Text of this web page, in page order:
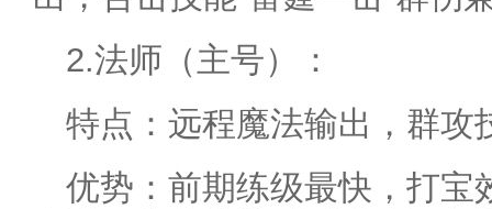
2.法师（主号）：
特点：远程魔法输出，群攻
优势：前期练级最快，打宝